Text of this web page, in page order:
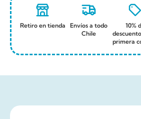
Retiro en tienda
Envíos a todo
Chile
10%
primera